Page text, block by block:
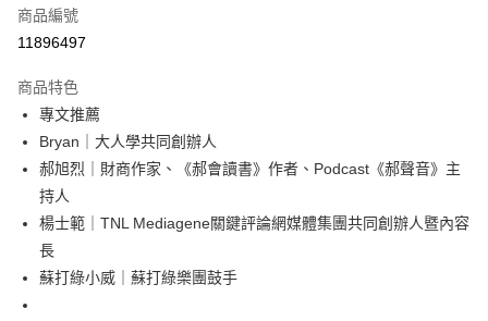
運送方式
宅配
每筆NT$100，滿NT$499(含以上)免運費
商品編號
11896497
商品特色
專文推薦
Bryan｜大人學共同創辦人
郝旭烈｜財商作家、《郝會讀書》作者、Podcast《郝聲音》主
持人
楊士範｜TNL Mediagene關鍵評論網媒體集團共同創辦人暨內容
長
蘇打綠小威｜蘇打綠樂團鼓手